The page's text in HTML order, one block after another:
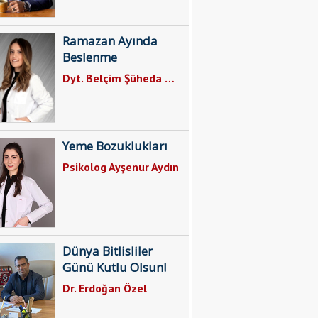
Ramazan Ayında
Beslenme
Dyt. Belçim Şüheda Gül
Yeme Bozuklukları
Psikolog Ayşenur Aydın
Dünya Bitlisliler
Günü Kutlu Olsun!
Dr. Erdoğan Özel